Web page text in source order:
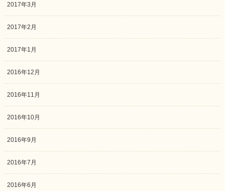
2017年3月
2017年2月
2017年1月
2016年12月
2016年11月
2016年10月
2016年9月
2016年7月
2016年6月